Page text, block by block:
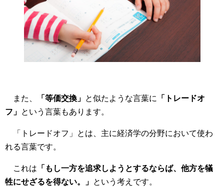
また、 「等価交換」 と似たような言葉に
「トレードオ
フ」 という言葉もあります。
「トレードオフ」とは、主に経済学の分野において使わ
れる言葉です。
これは 「もし一方を追求しようとするならば、他方を犠
牲にせざるを得ない。
」 という考えです。